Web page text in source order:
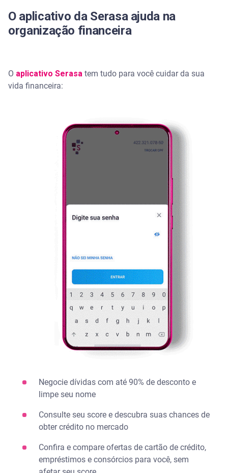
O aplicativo da Serasa ajuda na
organização financeira
O aplicativo Serasa tem tudo para você cuidar da sua
vida financeira:
Negocie dívidas com até 90% de desconto e
limpe seu nome​
Consulte seu score e descubra suas chances de
obter crédito no mercado​
Confira e compare ofertas de cartão de crédito,
empréstimos e consórcios para você, sem